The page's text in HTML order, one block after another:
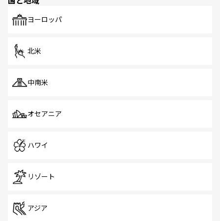
で、ホーカーズは地元の風情を楽しめる外せないスポット
ヨーロッパ
北米
中南米
オセアニア
ハワイ
リゾート
アジア